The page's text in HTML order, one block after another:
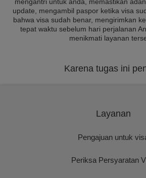
update, mengambil paspor ketika visa
bahwa visa sudah benar, mengirimkan
tepat waktu sebelum hari perjalanan
menikmati layanan
Karena tugas ini
Layanan
Pengajuan untuk
Periksa Persyaratan